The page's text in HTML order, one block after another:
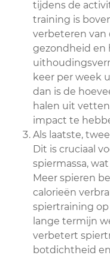
tijdens de
training is
verbeteren van
gezondheid en
keer per week
dan is de
halen uit
impact te
Als laatste,
Dit is cruciaal
spiermassa,
Meer spieren
calorieën
spiertraining
lange termijn
verbetert
botdichtheid